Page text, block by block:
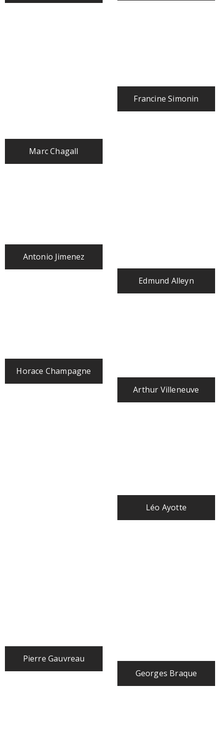
Francine Simonin
Marc Chagall
Edmund Alleyn
Antonio Jimenez
Horace Champagne
Arthur Villeneuve
Pierre Gauvreau
Léo Ayotte
Georges Braque